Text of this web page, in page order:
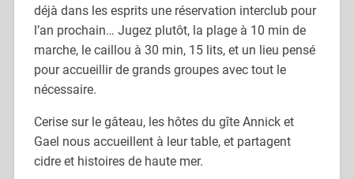
déjà dans les esprits une réservation interclub pour
l’an prochain… Jugez plutôt, la plage à 10 min de
marche, le caillou à 30 min, 15 lits, et un lieu pensé
pour accueillir de grands groupes avec tout le
nécessaire.
Cerise sur le gâteau, les hôtes du gîte Annick et
Gael nous accueillent à leur table, et partagent
cidre et histoires de haute mer.